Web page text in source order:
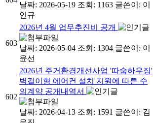
날짜: 2026-05-19 조회: 1163 글쓴이: 이
인규
603
2026년 4월 업무추진비 공개
날짜: 2026-05-04 조회: 1304 글쓴이: 이
윤선
602
2026년 주거환경개선사업 '따숨하우징'
벽걸이형 에어컨 설치 지원에 따른 수
의계약 공개내역서
날짜: 2026-04-13 조회: 1591 글쓴이: 김